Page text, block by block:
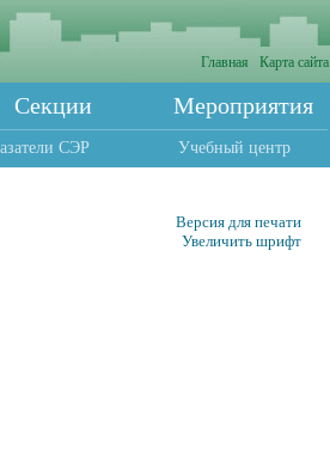
Главная Карта сайта
Секции Мероприятия
СЭР Учебный центр
Версия для печати
Увеличить шрифт